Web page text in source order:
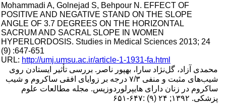
Mohammadi A, Golnejad S, Behpour N. EFFECT OF
POSITIVE AND NEGATIVE STAND ON THE SLOPE
ANGLE OF 3.7 DEGREES ON THE HORIZONTAL
SACRUM AND SACRAL SLOPE IN WOMEN
HYPERLORDOSIS. Studies in Medical Sciences 2013; 24
(9) :647-651
URL:http://umj.umsu.ac.ir/article-1-1931-fa.html
محمدی آزاد، گل‌نژاد سارا، بهپور ناصر. بررسی تأثیر ایستادن روی
شیب‌های مثبت و منفی ۷/۳ درجه بر زوایای افقی ساکروم و شیب
ساکروم در زنان دارای هایپرلوردوزیس. مجله مطالعات علوم
پزشکی. ۱۳۹۲; ۲۴ (۹) :۶۴۷-۶۵۱